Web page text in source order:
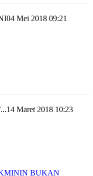
04 Mei 2018 09:21
14 Maret 2018 10:23